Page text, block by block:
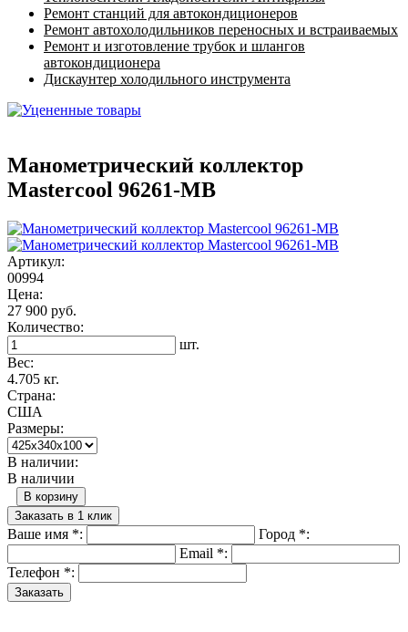
Ремонт станций для автокондиционеров
Ремонт автохолодильников переносных и встраиваемых
Ремонт и изготовление трубок и шлангов
автокондиционера
Дискаунтер холодильного инструмента
Манометрический коллектор
Mastercool 96261-MB
Артикул:
00994
Цена:
27 900 руб.
Количество:
шт.
Вес:
4.705 кг.
Страна:
США
Размеры:
В наличии:
В наличии
В корзину
Заказать в 1 клик
Ваше имя *: Город *:
Email *:
Телефон *: